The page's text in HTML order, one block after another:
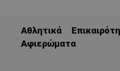
Αθλητικά
Aφιερώματα